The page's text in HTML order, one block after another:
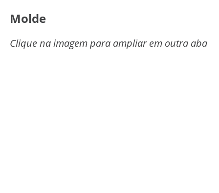
Molde
Clique na imagem para ampliar em outra aba